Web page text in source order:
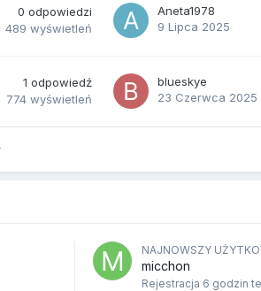
0 odpowiedzi
489 wyświetleń
Aneta1978
9 Lipca 2025
1 odpowiedź
774 wyświetleń
blueskye
23 Czerwca 2025
NAJNOWSZY
micchon
Rejestracja 6 godzin